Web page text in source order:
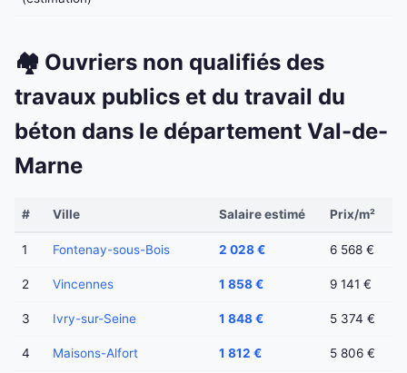
🏘️ Ouvriers non qualifiés des
travaux publics et du travail du
béton dans le département Val-de-
Marne
# Ville Salaire estimé Prix/m²
1 Fontenay-sous-Bois 2 028 € 6 568 €
2 Vincennes 1 858 € 9 141 €
3 Ivry-sur-Seine 1 848 € 5 374 €
4 Maisons-Alfort 1 812 € 5 806 €